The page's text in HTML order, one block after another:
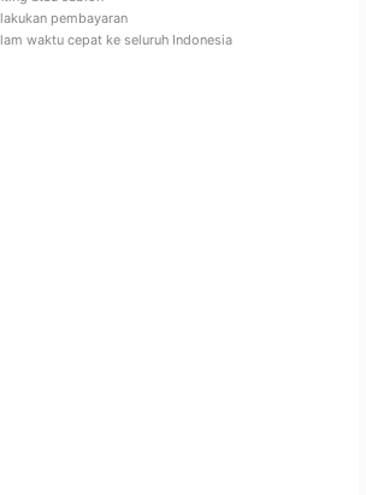
pembayaran
waktu cepat ke seluruh Indonesia